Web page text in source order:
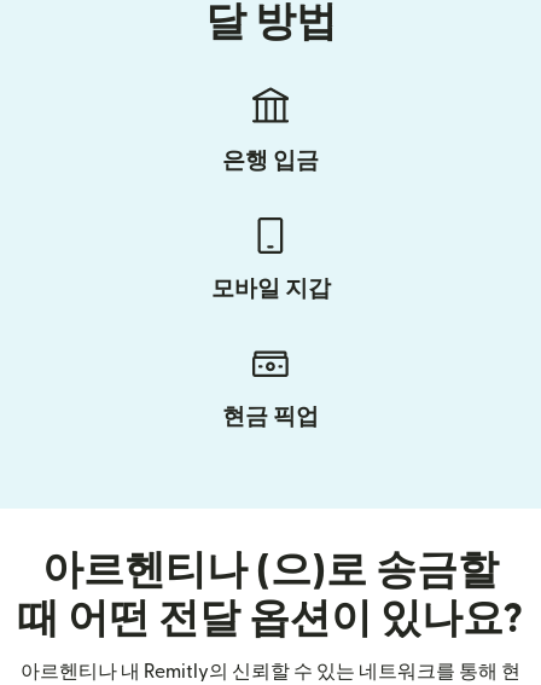
달 방법
은행 입금
모바일 지갑
현금 픽업
아르헨티나 (으)로 송금할
때 어떤 전달 옵션이 있나요?
아르헨티나 내 Remitly의 신뢰할 수 있는 네트워크를 통해 현